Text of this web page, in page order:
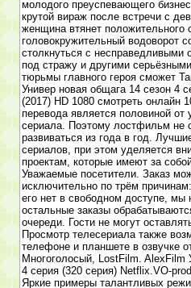
молодого преуспевающего
крутой вираж после встречи с
женщина втянет положительного
головокружительный водоворот
столкнуться с несправедливыми
под стражу и другими
тюрьмы главного героя сможет
Универ новая общага 14 сезон 4
(2017) HD 1080 смотреть онлайн
перевода является половиной от
сериала. Поэтому лостфильм не
развиваться из года в год.
сериалов, при этом уделяется
проектам, которые имеют за
Уважаемые посетители. Заказ
исключительно по трём
его нет в свободном доступе,
остальные заказы
очереди. Гости не могут
Просмотр телесериала также
телефоне и планшете в озвучке
Многоголосый, LostFilm. AlexFilm
4 серия (320 серия) Netflix.VO-
Яркие примеры талантливых